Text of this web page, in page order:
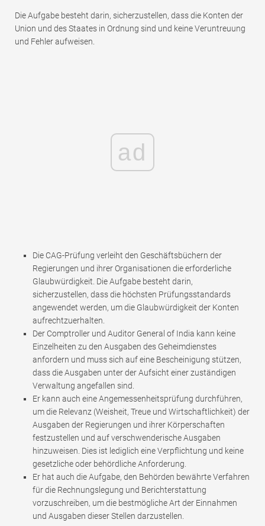
Die Aufgabe besteht darin, sicherzustellen, dass die Konten der
Union und des Staates in Ordnung sind und keine Veruntreuung
und Fehler aufweisen.
ad
Die CAG-Prüfung verleiht den Geschäftsbüchern der
Regierungen und ihrer Organisationen die erforderliche
Glaubwürdigkeit. Die Aufgabe besteht darin,
sicherzustellen, dass die höchsten Prüfungsstandards
angewendet werden, um die Glaubwürdigkeit der Konten
aufrechtzuerhalten.
Der Comptroller und Auditor General of India kann keine
Einzelheiten zu den Ausgaben des Geheimdienstes
anfordern und muss sich auf eine Bescheinigung stützen,
dass die Ausgaben unter der Aufsicht einer zuständigen
Verwaltung angefallen sind.
Er kann auch eine Angemessenheitsprüfung durchführen,
um die Relevanz (Weisheit, Treue und Wirtschaftlichkeit) der
Ausgaben der Regierungen und ihrer Körperschaften
festzustellen und auf verschwenderische Ausgaben
hinzuweisen. Dies ist lediglich eine Verpflichtung und keine
gesetzliche oder behördliche Anforderung.
Er hat auch die Aufgabe, den Behörden bewährte Verfahren
für die Rechnungslegung und Berichterstattung
vorzuschreiben, um die bestmögliche Art der Einnahmen
und Ausgaben dieser Stellen darzustellen.